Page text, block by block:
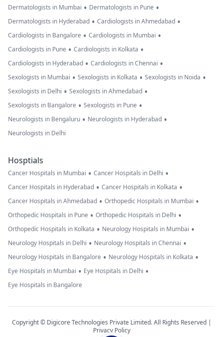
Dermatologists in Mumbai • Dermatologists in Pune •
Dermatologists in Hyderabad • Cardiologists in Ahmedabad •
Cardiologists in Bangalore • Cardiologists in Mumbai •
Cardiologists in Pune • Cardiologists in Kolkata •
Cardiologists in Hyderabad • Cardiologists in Chennai •
Sexologists in Mumbai • Sexologists in Kolkata • Sexologists in Noida •
Sexologists in Delhi • Sexologists in Ahmedabad •
Sexologists in Bangalore • Sexologists in Pune •
Neurologists in Bengaluru • Neurologists in Hyderabad •
Neurologists in Delhi
Hosptials
Cancer Hospitals in Mumbai • Cancer Hospitals in Delhi •
Cancer Hospitals in Hyderabad • Cancer Hospitals in Kolkata •
Cancer Hospitals in Ahmedabad • Orthopedic Hospitals in Mumbai •
Orthopedic Hospitals in Pune • Orthopedic Hospitals in Delhi •
Orthopedic Hospitals in Kolkata • Neurology Hospitals in Mumbai •
Neurology Hospitals in Delhi • Neurology Hospitals in Chennai •
Neurology Hospitals in Bangalore • Neurology Hospitals in Kolkata •
Eye Hospitals in Mumbai • Eye Hospitals in Delhi •
Eye Hospitals in Bangalore
Copyright © Digicore Technologies Private Limited. All Rights Reserved |
Privacy Policy